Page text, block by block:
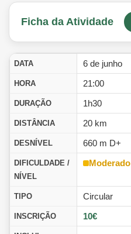
Ficha da Atividade
DATA 6 de junho
HORA 21:00
DURAÇÃO 1h30
DISTÂNCIA 20 km
DESNÍVEL 660 m D+
DIFICULDADE /
NÍVEL
Moderado
TIPO Circular
INSCRIÇÃO 10€